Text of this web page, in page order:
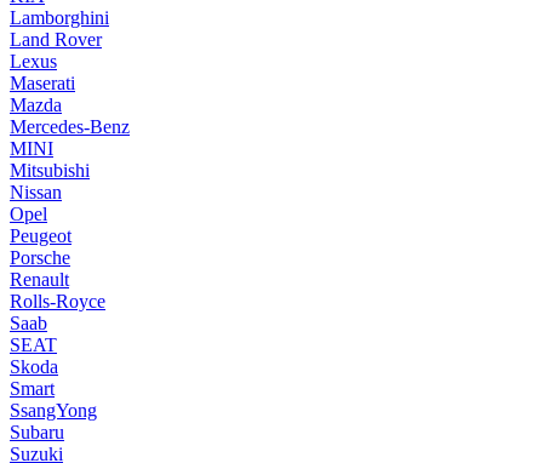
Lamborghini
Land Rover
Lexus
Maserati
Mazda
Mercedes-Benz
MINI
Mitsubishi
Nissan
Opel
Peugeot
Porsche
Renault
Rolls-Royce
Saab
SEAT
Skoda
Smart
SsangYong
Subaru
Suzuki